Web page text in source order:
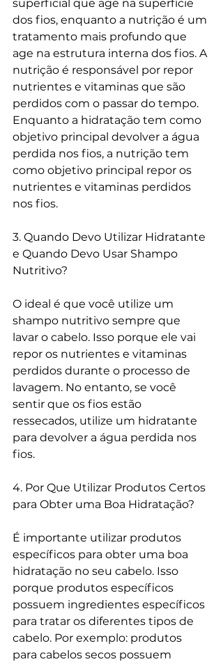
superficial que age na superfície
dos fios, enquanto a nutrição é um
tratamento mais profundo que
age na estrutura interna dos fios. A
nutrição é responsável por repor
nutrientes e vitaminas que são
perdidos com o passar do tempo.
Enquanto a hidratação tem como
objetivo principal devolver a água
perdida nos fios, a nutrição tem
como objetivo principal repor os
nutrientes e vitaminas perdidos
nos fios.
3. Quando Devo Utilizar Hidratante
e Quando Devo Usar Shampo
Nutritivo?
O ideal é que você utilize um
shampo nutritivo sempre que
lavar o cabelo. Isso porque ele vai
repor os nutrientes e vitaminas
perdidos durante o processo de
lavagem. No entanto, se você
sentir que os fios estão
ressecados, utilize um hidratante
para devolver a água perdida nos
fios.
4. Por Que Utilizar Produtos Certos
para Obter uma Boa Hidratação?
É importante utilizar produtos
específicos para obter uma boa
hidratação no seu cabelo. Isso
porque produtos específicos
possuem ingredientes específicos
para tratar os diferentes tipos de
cabelo. Por exemplo: produtos
para cabelos secos possuem